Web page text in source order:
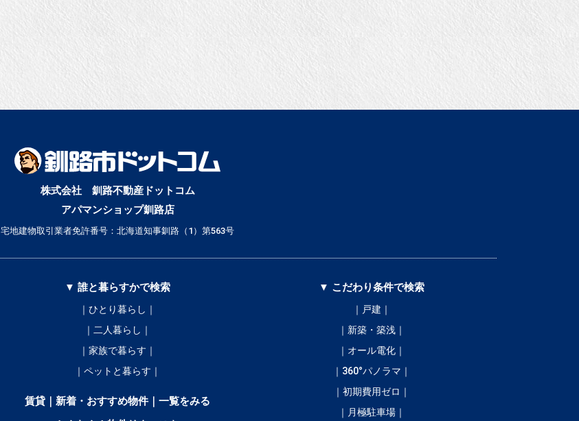
株式会社 釧路不動産ドットコム
アパマンショップ釧路店
宅地建物取引業者免許番号：北海道知事釧路（1）第563号
▼ 誰と暮らすかで検索
｜ひとり暮らし｜
｜二人暮らし｜
｜家族で暮らす｜
｜ペットと暮らす｜
賃貸｜新着・おすすめ物件｜一覧をみる
▼ こだわり条件で検索
｜戸建｜
｜新築・築浅｜
｜オール電化｜
｜360°パノラマ｜
｜初期費用ゼロ｜
｜月極駐車場｜